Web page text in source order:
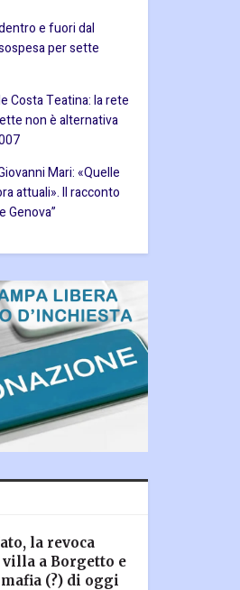
e fuori dal
per sette
Costa Teatina: la rete
non è alternativa
Mari: «Quelle
attuali». Il racconto
Genova”
la revoca
a Borgetto e
(?) di oggi